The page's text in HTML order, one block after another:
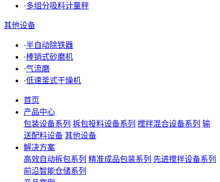
·多组分吸料计量秤
其他设备
·半自动除铁器
·棒销式砂磨机
·气流磨
·低速釜式干燥机
首页
产品中心
包装设备系列 拆包投料设备系列 搅拌混合设备系列 输
送配料设备 其他设备
解决方案
高效自动拆包系列 精准成品包装系列 先进搅拌设备系列
前沿智能仓储系列